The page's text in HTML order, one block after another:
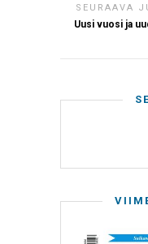
SEURAAVA
Uusi vuosi ja